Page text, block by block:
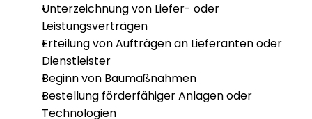
Unterzeichnung von Liefer- oder
Leistungsverträgen
Erteilung von Aufträgen an Lieferanten oder
Dienstleister
Beginn von Baumaßnahmen
Bestellung förderfähiger Anlagen oder
Technologien